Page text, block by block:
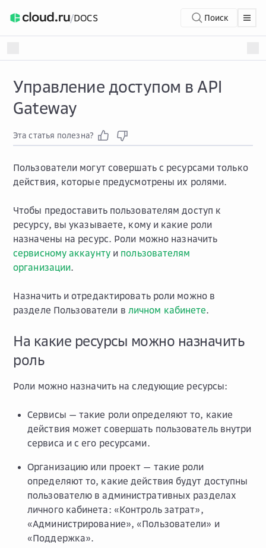
/DOCS Поиск
Управление доступом в API
Gateway
Эта статья полезна?
Пользователи могут совершать с ресурсами только
действия, которые предусмотрены их ролями.
Чтобы предоставить пользователям доступ к
ресурсу, вы указываете, кому и какие роли
назначены на ресурс. Роли можно назначить
сервисному аккаунтуи пользователям
организации.
Назначить и отредактировать роли можно в
разделе Пользователи в личном кабинете.
На какие ресурсы можно назначить
роль
Роли можно назначить на следующие ресурсы:
Сервисы — такие роли определяют то, какие
действия может совершать пользователь внутри
сервиса и с его ресурсами.
Организацию или проект — такие роли
определяют то, какие действия будут доступны
пользователю в административных разделах
личного кабинета: «Контроль затрат»,
«Администрирование», «Пользователи» и
«Поддержка».